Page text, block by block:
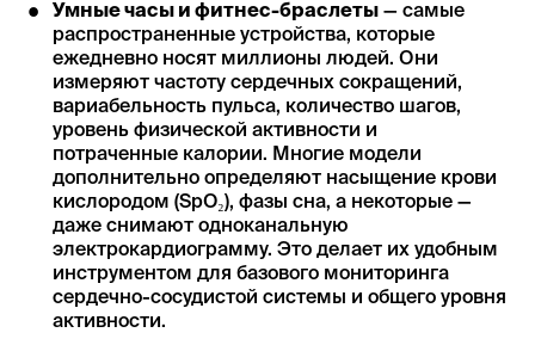
Умные часы и фитнес-браслеты — самые
распространенные устройства, которые
ежедневно носят миллионы людей. Они
измеряют частоту сердечных сокращений,
вариабельность пульса, количество шагов,
уровень физической активности и
потраченные калории. Многие модели
дополнительно определяют насыщение крови
кислородом (SpO₂), фазы сна, а некоторые —
даже снимают одноканальную
электрокардиограмму. Это делает их удобным
инструментом для базового мониторинга
сердечно-сосудистой системы и общего уровня
активности.